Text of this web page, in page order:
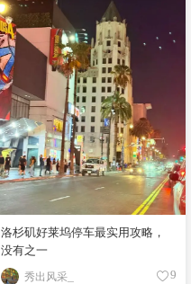
洛杉矶好莱坞停车最实用攻略，
没有之一
秀出风采_ 9